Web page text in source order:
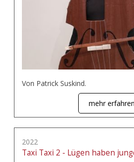
Von Patrick Suskind.
mehr erfahren
2022
Taxi Taxi 2 - Lügen haben